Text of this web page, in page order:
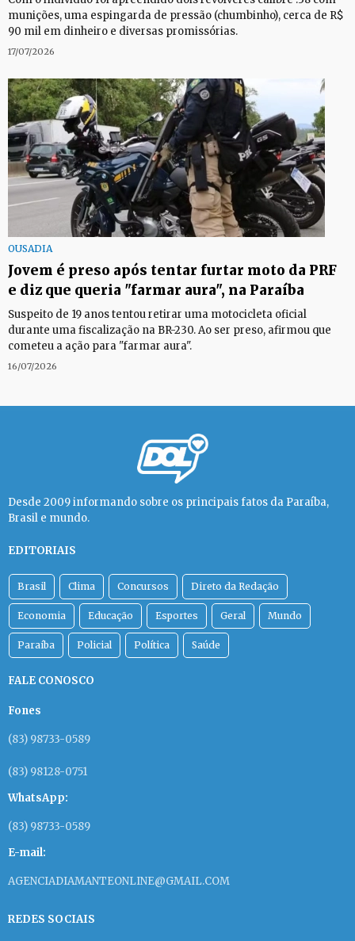
munições, uma espingarda de pressão (chumbinho), cerca de R$
90 mil em dinheiro e diversas promissórias.
17/07/2026
OUSADIA
Jovem é preso após tentar furtar moto da PRF
e diz que queria "farmar aura", na Paraíba
Suspeito de 19 anos tentou retirar uma motocicleta oficial
durante uma fiscalização na BR-230. Ao ser preso, afirmou que
cometeu a ação para "farmar aura".
16/07/2026
Desde 2009 informando sobre os principais fatos da Paraíba,
Brasil e mundo.
EDITORIAIS
Brasil Clima Concursos Direto da Redação
Economia Educação Esportes Geral Mundo
Paraíba Policial Política Saúde
FALE CONOSCO
Fones
(83) 98733-0589
(83) 98128-0751
WhatsApp:
(83) 98733-0589
E-mail:
AGENCIADIAMANTEONLINE@GMAIL.COM
REDES SOCIAIS